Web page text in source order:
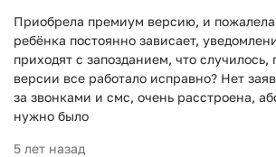
Приобрела премиум версию, и
ребёнка постоянно зависает,
приходят с запозданием, что
версии все работало исправно? Нет
за звонками и смс, очень расстроена,
нужно было
5 лет назад